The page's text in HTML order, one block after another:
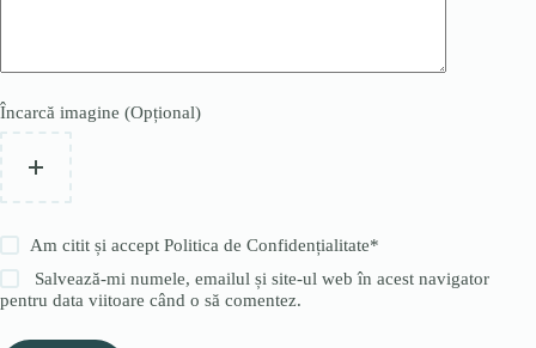
Încarcă imagine (Opțional)
Am citit și acceptPolitica de Confidențialitate*
Salvează-mi numele, emailul și site-ul web în acest navigator
pentru data viitoare când o să comentez.